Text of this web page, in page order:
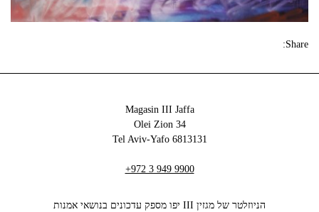
Share:
Magasin III Jaffa
34 Olei Zion
6813131 Tel Aviv-Yafo
+972 3 949 9900
הניוזלטר של מגזין III יפו מספק עדכונים בנושאי אמנות